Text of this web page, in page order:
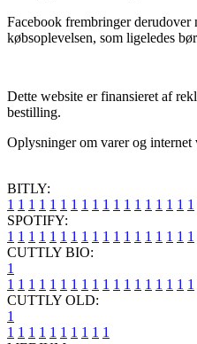
Facebook frembringer
købsoplevelsen, som ligeledes
Dette website er finansieret af
bestilling.
Oplysninger om varer og internet
BITLY:
1 1 1 1 1 1 1 1 1 1 1 1 1 1 1 1 1 1
SPOTIFY:
1 1 1 1 1 1 1 1 1 1 1 1 1 1 1 1 1 1
CUTTLY BIO:
1
1 1 1 1 1 1 1 1 1 1 1 1 1 1 1 1 1 1
CUTTLY OLD:
1
1 1 1 1 1 1 1 1 1 1